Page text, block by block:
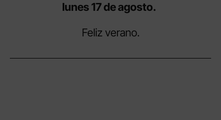
lunes 17 de agosto.
Feliz verano.